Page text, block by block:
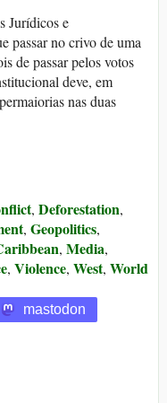
Jurídicos e
passar no crivo de uma
de passar pelos votos
deve, em
nas duas
, Deforestation,
, Geopolitics,
, Media,
, Violence, West, World
mastodon